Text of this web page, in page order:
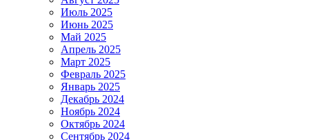
Июль 2025
Июнь 2025
Май 2025
Апрель 2025
Март 2025
Февраль 2025
Январь 2025
Декабрь 2024
Ноябрь 2024
Октябрь 2024
Сентябрь 2024